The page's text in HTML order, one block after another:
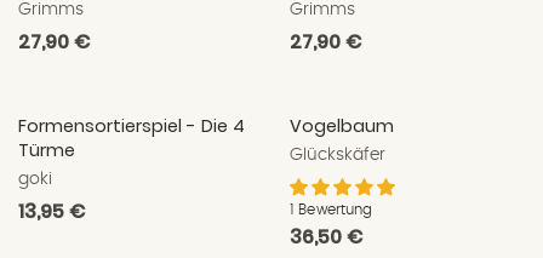
Grimms
Normaler
27,90 €
Grimms
Normaler
27,90 €
Formensortierspiel - Die 4
Türme
goki
Normaler
13,95 €
Vogelbaum
Glückskäfer
1 Bewertung
Normaler
36,50 €